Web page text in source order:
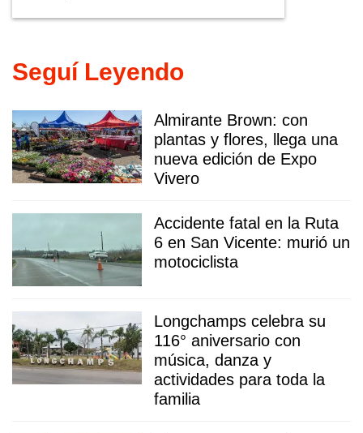
Seguí Leyendo
Almirante Brown: con
plantas y flores, llega una
nueva edición de Expo
Vivero
Accidente fatal en la Ruta
6 en San Vicente: murió un
motociclista
Longchamps celebra su
116° aniversario con
música, danza y
actividades para toda la
familia